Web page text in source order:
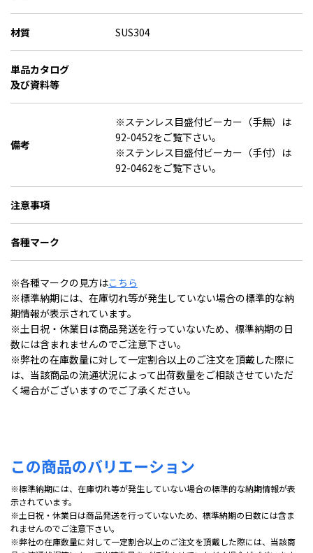
材質 SUS304
単品カタログ
及び資料等
備考
※ステンレス目盛付ビーカー（手無）は
92-0452をご覧下さい。
※ステンレス目盛付ビーカー（手付）は
92-0462をご覧下さい。
注意事項
各種マーク
※各種マークの見方はこちら
※標準納期には、在庫切れ等が発生していない場合の標準的な納
期情報が表示されています。
※土日祝・休業日は商品発送を行っていないため、標準納期の日
数には含まれませんのでご注意下さい。
※弊社の在庫数量に対して一定割合以上のご注文を頂戴した際に
は、当該商品の流通状況によって出荷数量をご相談させていただ
く場合がございますのでご了承ください。
この商品のバリエーション
※標準納期には、在庫切れ等が発生していない場合の標準的な納期情報が表
示されています。
※土日祝・休業日は商品発送を行っていないため、標準納期の日数には含ま
れませんのでご注意下さい。
※弊社の在庫数量に対して一定割合以上のご注文を頂戴した際には、当該商